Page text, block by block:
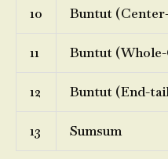
10 Buntut
11 Buntut
12 Buntut (End-
13 Sumsum